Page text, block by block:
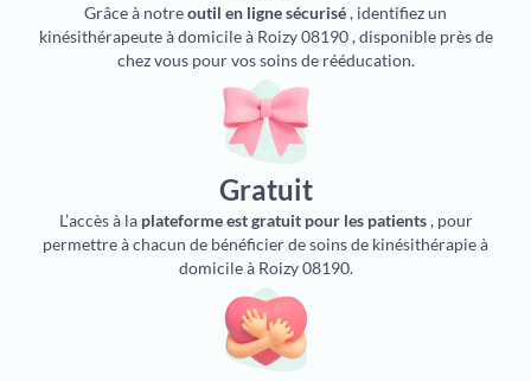
Grâce à notreoutil en ligne sécurisé, identifiez un
kinésithérapeute à domicile à Roizy 08190 , disponible près de
chez vous pour vos soins de rééducation.
Gratuit
L’accès à la plateforme est gratuit pour les patients, pour
permettre à chacun de bénéficier de soins de kinésithérapie à
domicile à Roizy 08190.